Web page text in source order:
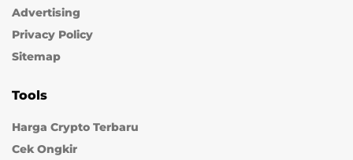
Advertising
Privacy Policy
Sitemap
Tools
Harga Crypto Terbaru
Cek Ongkir